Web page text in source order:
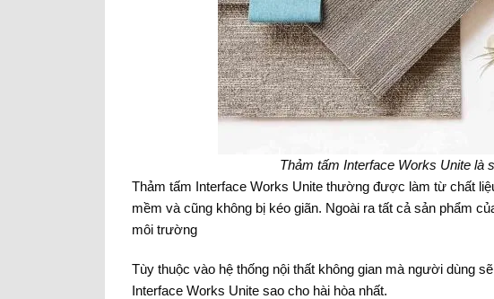
Thảm tấm Interface Works Unite là
Thảm tấm Interface Works Unite thường được làm từ chất
mềm và cũng không bị kéo giãn. Ngoài ra tất cả sản phẩm
môi trường
Tùy thuộc vào hệ thống nội thất không gian mà người dùng
Interface Works Unite sao cho hài hòa nhất.